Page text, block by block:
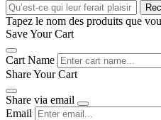
Tapez le nom des produits que
Save Your Cart
Cart Name
Share Your Cart
Share via email
Email